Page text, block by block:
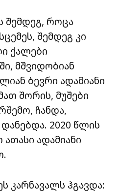
შემდეგ, როცა
შემდეგ კი
ქალები
მშვიდობიან
ბევრი ადამიანი
შორის, მუშები
ჩანდა,
2020 წლის
ადამიანი
კარნავალს ჰგავდა: